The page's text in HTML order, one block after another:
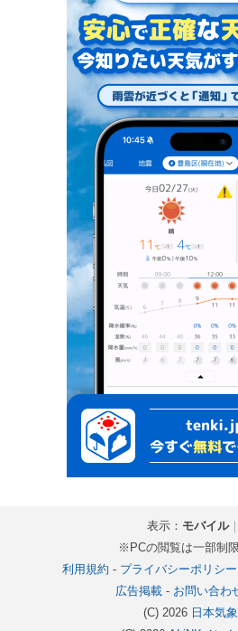
表示： モバイル｜
※PCの閲覧は一部制
利用規約 - プライバシーポリシー
広告掲載- お問い合わ
(C) 2026 日本気